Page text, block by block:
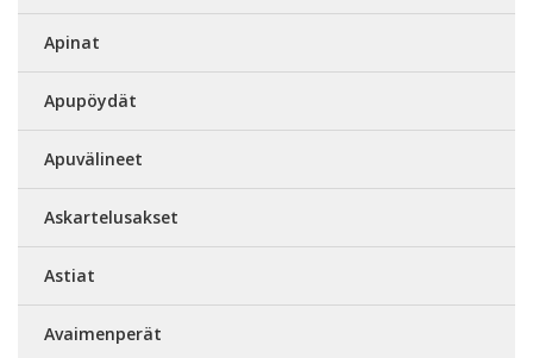
Apinat
Apupöydät
Apuvälineet
Askartelusakset
Astiat
Avaimenperät